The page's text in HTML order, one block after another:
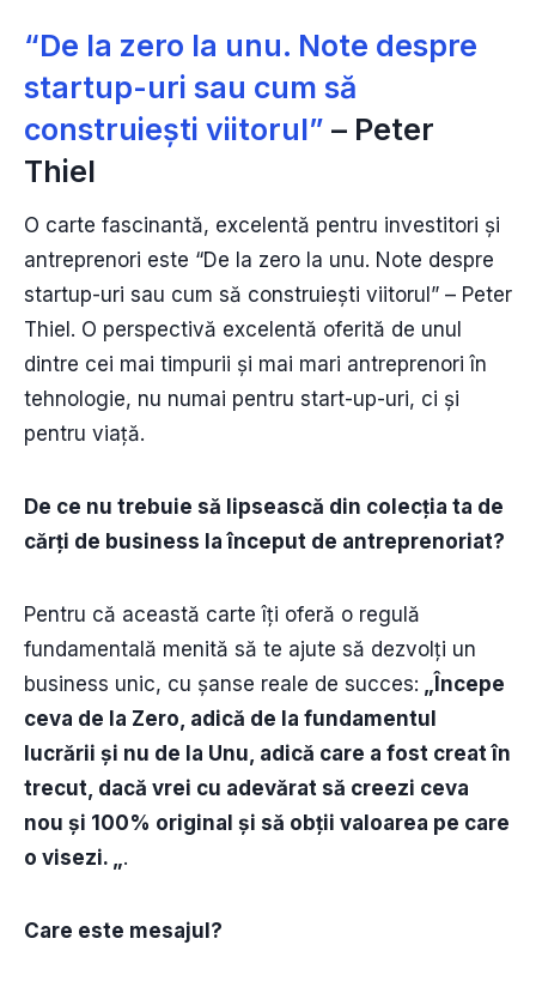
“De la zero la unu. Note despre
startup-uri sau cum să
construiești viitorul” – Peter
Thiel
O carte fascinantă, excelentă pentru investitori și
antreprenori este “De la zero la unu. Note despre
startup-uri sau cum să construiești viitorul” – Peter
Thiel. O perspectivă excelentă oferită de unul
dintre cei mai timpurii și mai mari antreprenori în
tehnologie, nu numai pentru start-up-uri, ci și
pentru viață.
De ce nu trebuie să lipsească din colecția ta de
cărți de business la început de antreprenoriat?
Pentru că această carte îți oferă o regulă
fundamentală menită să te ajute să dezvolți un
business unic, cu șanse reale de succes: „Începe
ceva de la Zero, adică de la fundamentul
lucrării și nu de la Unu, adică care a fost creat în
trecut, dacă vrei cu adevărat să creezi ceva
nou și 100% original și să obții valoarea pe care
o visezi. „ .
Care este mesajul?